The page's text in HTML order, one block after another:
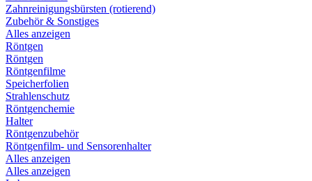
Zahnreinigungsbürsten (rotierend)
Zubehör & Sonstiges
Alles anzeigen
Röntgen
Röntgen
Röntgenfilme
Speicherfolien
Strahlenschutz
Röntgenchemie
Halter
Röntgenzubehör
Röntgenfilm- und Sensorenhalter
Alles anzeigen
Alles anzeigen